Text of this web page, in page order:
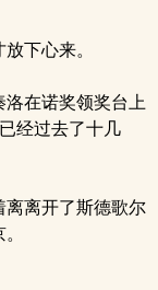
下心来。
在诺奖领奖台上
经过去了十几
离开了斯德歌尔